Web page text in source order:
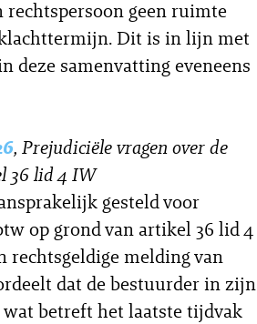
geen ruimte
Dit is in lijn met
deze samenvatting eveneens
, Prejudiciële vragen over de
36 lid 4 IW
gesteld voor
op grond van artikel 36 lid 4
rechtsgeldige melding van
dat de bestuurder in zijn
betreft het laatste tijdvak